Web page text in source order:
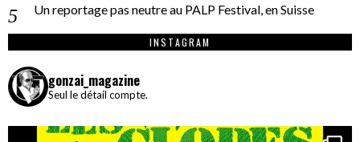
Un reportage pas neutre au PALP Festival, en Suisse
INSTAGRAM
gonzai_magazine
Seul le détail compte.